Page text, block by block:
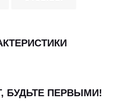
БУДЬТЕ ПЕРВЫМИ!